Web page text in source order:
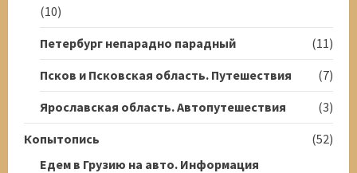
(10)
Петербург непарадно парадный
(11)
Псков и Псковская область. Путешествия
(7)
Ярославская область. Автопутешествия
(3)
Копытопись
(52)
Едем в Грузию на авто. Информация